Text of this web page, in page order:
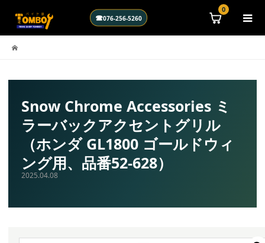
0
☎076-256-5260
Snow Chrome Accessories ミ
ラーバックアクセントグリル
（ホンダ GL1800 ゴールドウィ
ング用、品番52-628）
2025.04.08